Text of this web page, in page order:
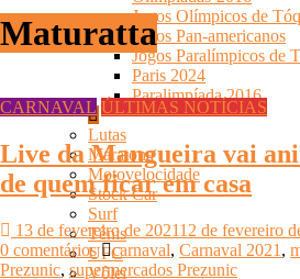
Jogos Olímpicos de
Jogos Pan-americanos
Jogos Paralímpicos de
Paris 2024
Paralimpíada 2016
Lutas
Maratona
Motovelocidade
Stock Car
Surf
Tênis
UFC
Vôlei
Maturatta
CARNAVAL ÚLTIMAS NOTÍCIAS
Live da Mangueira vai
de quem ficar em casa
13 de fevereiro de 202112 de fevereiro
0 comentários
carnaval, Carnaval 2021 ,
Prezunic, supermercados Prezunic